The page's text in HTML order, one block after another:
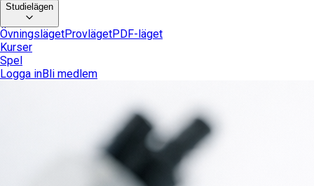
Studielägen
ÖvningslägetProvlägetPDF-läget
Kurser
Spel
Logga inBli medlem